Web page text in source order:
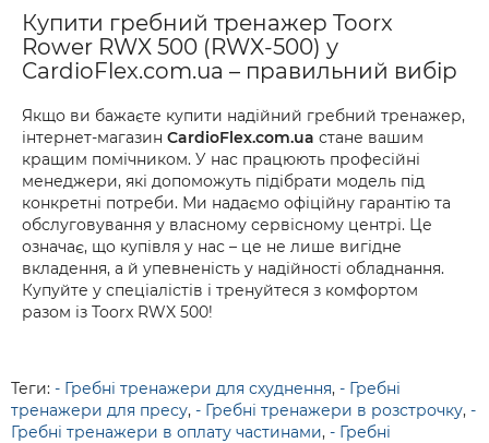
Купити гребний тренажер Toorx
Rower RWX 500 (RWX-500) у
CardioFlex.com.ua – правильний вибір
Якщо ви бажаєте купити надійний гребний тренажер,
інтернет-магазин CardioFlex.com.ua стане вашим
кращим помічником. У нас працюють професійні
менеджери, які допоможуть підібрати модель під
конкретні потреби. Ми надаємо офіційну гарантію та
обслуговування у власному сервісному центрі. Це
означає, що купівля у нас – це не лише вигідне
вкладення, а й упевненість у надійності обладнання.
Купуйте у спеціалістів і тренуйтеся з комфортом
разом із Toorx RWX 500!
Теги: - Гребні тренажери для схуднення, - Гребні
тренажери для пресу, - Гребні тренажери в розстрочку, -
Гребні тренажери в оплату частинами, - Гребні